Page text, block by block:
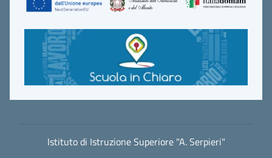
Istituto di Istruzione Superiore "A. Serpieri"